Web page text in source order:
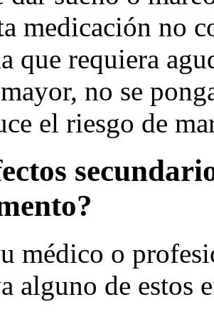
medicación no
que requiera
no se
el riesgo de
médico o
alguno de estos